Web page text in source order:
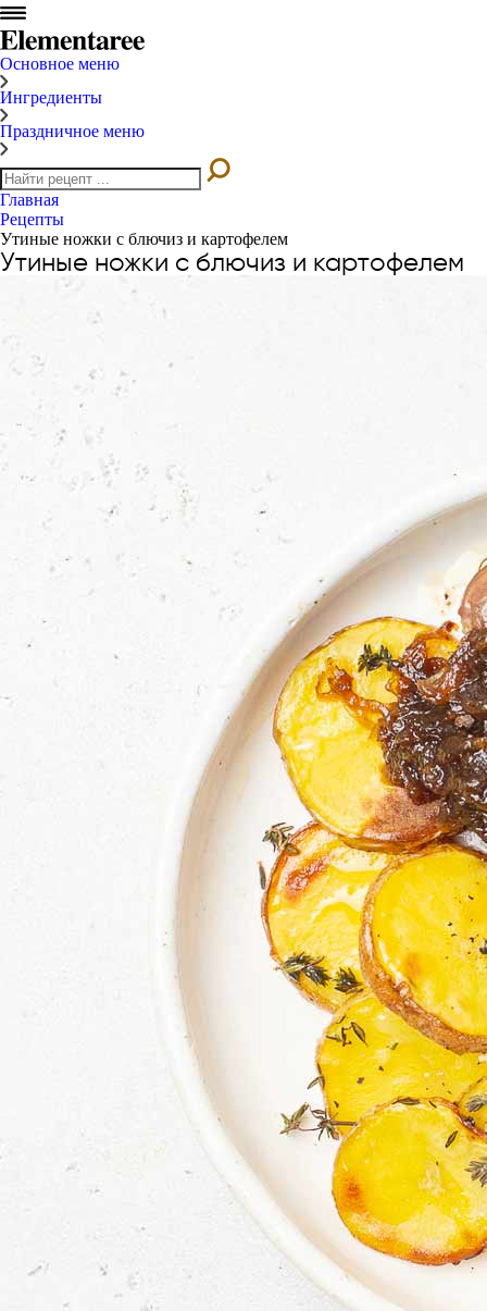
Основное меню
Ингредиенты
Праздничное меню
Главная
Рецепты
Утиные ножки с блючиз и картофелем
Утиные ножки с блючиз и картофелем